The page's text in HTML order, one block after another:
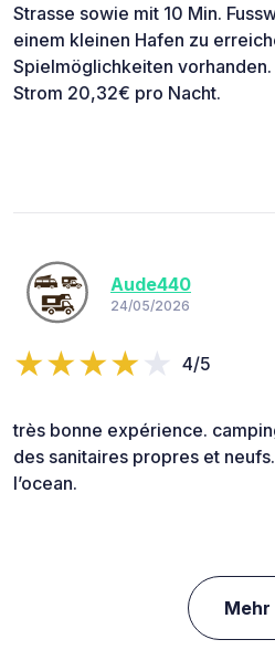
Strasse sowie mit 10 Min.
einem kleinen Hafen zu
Spielmöglichkeiten
Strom 20,32€ pro Nacht.
Aude440
24/05/2026
4/5
très bonne expérience.
des sanitaires propres et
l’ocean.
Mehr